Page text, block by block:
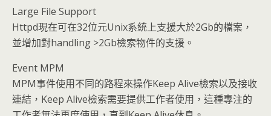
Large File Support
Httpd現在可在32位元Unix系統上支援大於2Gb的檔案，
並增加對handling >2Gb檢索物件的支援。
Event MPM
MPM事件使用不同的路程來操作Keep Alive檢索以及接收
連結，Keep Alive檢索需要提供工作者使用，這種專注的